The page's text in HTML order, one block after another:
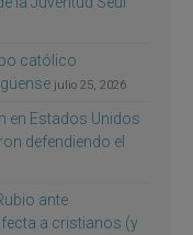
católico
julio 25, 2026
en Estados Unidos
defendiendo el
ante
a cristianos (y